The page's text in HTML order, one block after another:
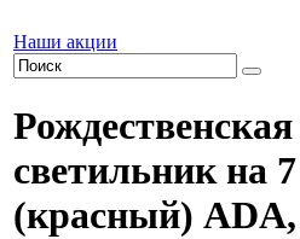
Наши акции
светильник на
(красный) ADA,